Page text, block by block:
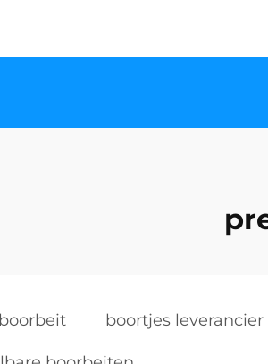
boortjes leverancier